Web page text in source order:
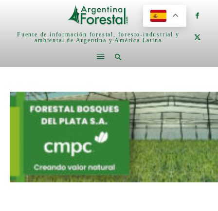
Fuente de información forestal, foresto-industrial y
ambiental de Argentina y América Latina